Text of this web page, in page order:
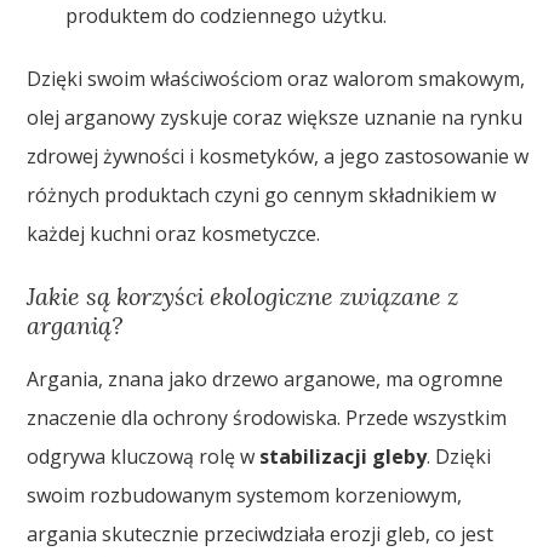
produktem do codziennego użytku.
Dzięki swoim właściwościom oraz walorom smakowym,
olej arganowy zyskuje coraz większe uznanie na rynku
zdrowej żywności i kosmetyków, a jego zastosowanie w
różnych produktach czyni go cennym składnikiem w
każdej kuchni oraz kosmetyczce.
Jakie są korzyści ekologiczne związane z
arganią?
Argania, znana jako drzewo arganowe, ma ogromne
znaczenie dla ochrony środowiska. Przede wszystkim
odgrywa kluczową rolę w stabilizacji gleby. Dzięki
swoim rozbudowanym systemom korzeniowym,
argania skutecznie przeciwdziała erozji gleb, co jest